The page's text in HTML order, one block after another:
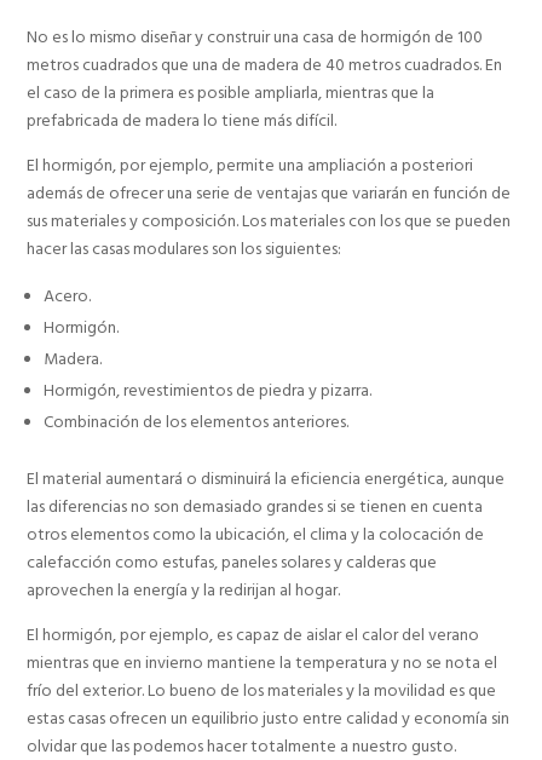
No es lo mismo diseñar y construir una casa de hormigón de 100
metros cuadrados que una de madera de 40 metros cuadrados. En
el caso de la primera es posible ampliarla, mientras que la
prefabricada de madera lo tiene más difícil.
El hormigón, por ejemplo, permite una ampliación a posteriori
además de ofrecer una serie de ventajas que variarán en función de
sus materiales y composición. Los materiales con los que se pueden
hacer las casas modulares son los siguientes:
Acero.
Hormigón.
Madera.
Hormigón, revestimientos de piedra y pizarra.
Combinación de los elementos anteriores.
El material aumentará o disminuirá la eficiencia energética, aunque
las diferencias no son demasiado grandes si se tienen en cuenta
otros elementos como la ubicación, el clima y la colocación de
calefacción como estufas, paneles solares y calderas que
aprovechen la energía y la redirijan al hogar.
El hormigón, por ejemplo, es capaz de aislar el calor del verano
mientras que en invierno mantiene la temperatura y no se nota el
frío del exterior. Lo bueno de los materiales y la movilidad es que
estas casas ofrecen un equilibrio justo entre calidad y economía sin
olvidar que las podemos hacer totalmente a nuestro gusto.